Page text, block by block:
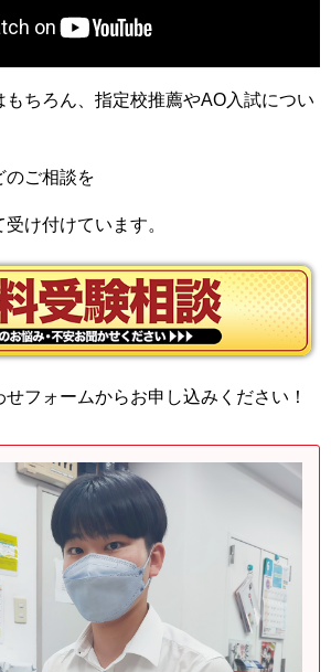
ちろん、指定校推薦やAO入試につい
のご相談を
受け付けています。
フォームからお申し込みください！